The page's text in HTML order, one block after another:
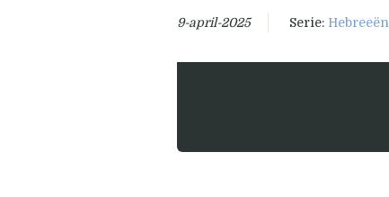
9-april-2025 Serie: Hebreeën